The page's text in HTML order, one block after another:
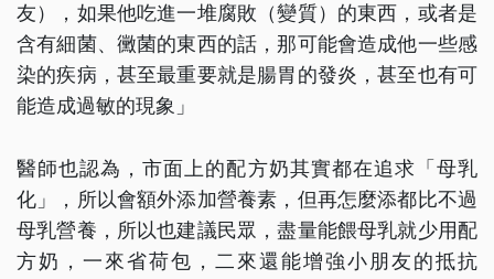
友），如果他吃進一堆腐敗（變質）的東西，或者是
含有細菌、黴菌的東西的話，那可能會造成他一些感
染的疾病，甚至最重要就是腸胃的發炎，甚至也有可
能造成過敏的現象」
醫師也認為，市面上的配方奶其實都在追求「母乳
化」，所以會額外添加營養素，但再怎麼添都比不過
母乳營養，所以也建議民眾，盡量能餵母乳就少用配
方奶，一來省荷包，二來還能增強小朋友的抵抗